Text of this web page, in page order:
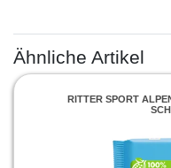
Ähnliche Artikel
RITTER SPORT